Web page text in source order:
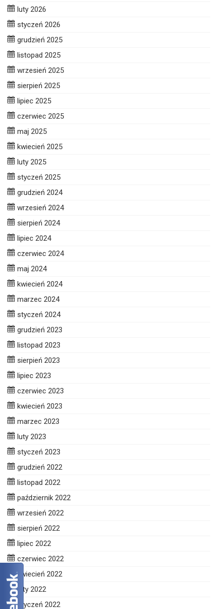
luty 2026
styczeń 2026
grudzień 2025
listopad 2025
wrzesień 2025
sierpień 2025
lipiec 2025
czerwiec 2025
maj 2025
kwiecień 2025
luty 2025
styczeń 2025
grudzień 2024
wrzesień 2024
sierpień 2024
lipiec 2024
czerwiec 2024
maj 2024
kwiecień 2024
marzec 2024
styczeń 2024
grudzień 2023
listopad 2023
sierpień 2023
lipiec 2023
czerwiec 2023
kwiecień 2023
marzec 2023
luty 2023
styczeń 2023
grudzień 2022
listopad 2022
październik 2022
wrzesień 2022
sierpień 2022
lipiec 2022
czerwiec 2022
kwiecień 2022
luty 2022
styczeń 2022